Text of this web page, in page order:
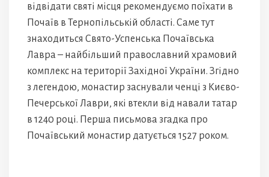
відвідати святі місця рекомендуємо поїхати в
Почаїв в Тернопільській області. Саме тут
знаходиться Свято-Успенська Почаївська
Лавра – найбільший православний храмовий
комплекс на території Західної України. Згідно
з легендою, монастир заснували ченці з Києво-
Печерської Лаври, які втекли від навали татар
в 1240 році. Перша письмова згадка про
Почаївський монастир датується 1527 роком.